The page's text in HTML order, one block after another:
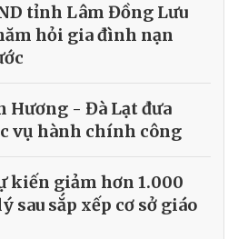
tỉnh Lâm Đồng Lưu
hỏi gia đình nạn
Hương - Đà Lạt đưa
vụ hành chính công
kiến giảm hơn 1.000
sau sắp xếp cơ sở giáo